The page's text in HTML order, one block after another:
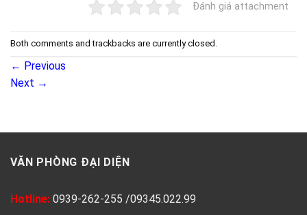
Đánh giá attachment
Both comments and trackbacks are currently closed.
← Previous
Next →
VĂN PHÒNG ĐẠI DIỆN
Hotline: 0939-262-255 /09345.022.99